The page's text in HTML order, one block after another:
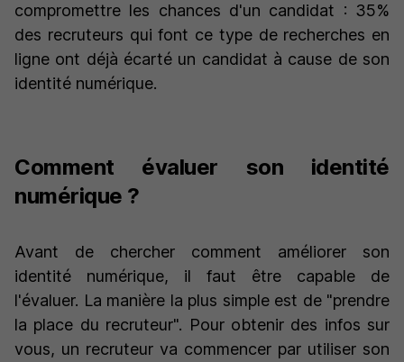
compromettre les chances d'un candidat : 35%
des recruteurs qui font ce type de recherches en
ligne ont déjà écarté un candidat à cause de son
identité numérique.
Comment évaluer son identité
numérique ?
Avant de chercher comment améliorer son
identité numérique, il faut être capable de
l'évaluer. La manière la plus simple est de "prendre
la place du recruteur". Pour obtenir des infos sur
vous, un recruteur va commencer par utiliser son